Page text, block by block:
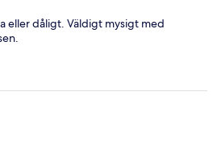
eller dåligt. Väldigt mysigt med